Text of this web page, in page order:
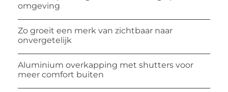
omgeving
Zo groeit een merk van zichtbaar naar
onvergetelijk
Aluminium overkapping met shutters voor
meer comfort buiten